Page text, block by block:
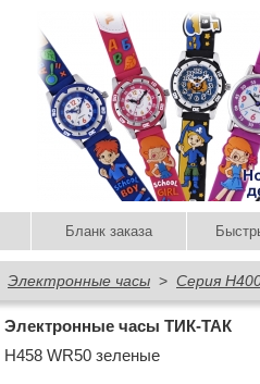
Бланк заказа
Электронные часы > Серия
Электронные часы ТИК-ТАК
Н458 WR50 зеленые